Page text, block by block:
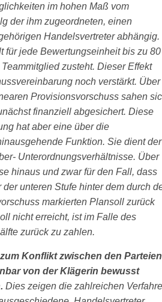
im hohen Maß vom
der ihm zugeordneten, einen
Handelsvertreter abhängig.
für jede Bewertungseinheit bis zu 80
zusteht. Dieser Effekt
noch verstärkt. Über
Provisionsvorschuss sahen
finanziell abgesichert. Diese
hat aber eine über die
Funktion. Sie dient der
Unterordnungsverhältnisse. Über
hinaus und zwar für den Fall, dass
unteren Stufe hinter dem durch
markierten Plansoll zurück
nicht erreicht, ist im Falle des
zurück zu zahlen.
Konflikt zwischen den Parteien
von der Klägerin bewusst
Dies zeigen die zahlreichen